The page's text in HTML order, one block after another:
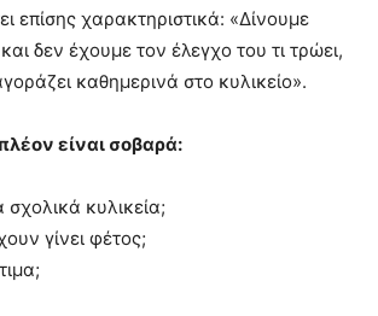
επίσης χαρακτηριστικά: «Δίνουμε
δεν έχουμε τον έλεγχο του τι τρώει,
καθημερινά στο κυλικείο».
είναι σοβαρά:
σχολικά κυλικεία;
γίνει φέτος;